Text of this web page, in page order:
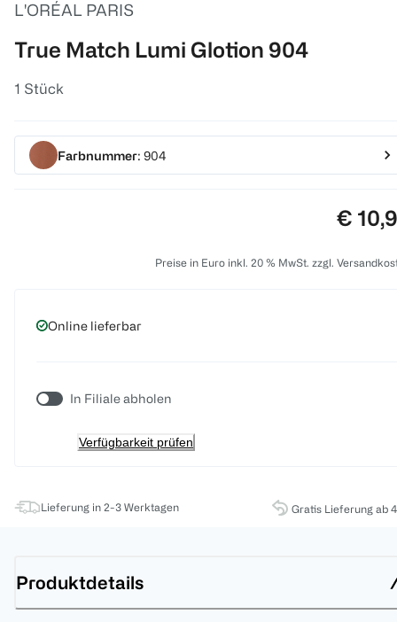
L'ORÉAL PARIS
True Match Lumi Glotion 904
1 Stück
Farbnummer: 904
Preis:
€
Preise in Euro inkl. 20 % MwSt. zzgl.
Online lieferbar
In Filiale abholen
Verfügbarkeit prüfen
Lieferung in 2-3 Werktagen Gratis Lieferung ab
Produktdetails